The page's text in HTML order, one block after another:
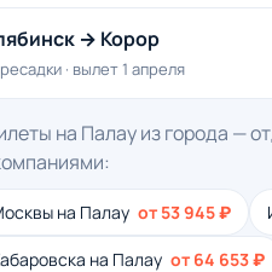
→ Корор
· вылет 1 апреля
на Палау из города —
на Палау от 53 945 ₽
на Палау от 64 653 ₽